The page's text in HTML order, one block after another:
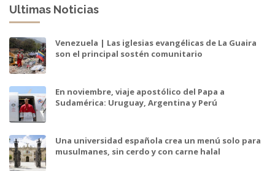
Ultimas Noticias
Venezuela | Las iglesias evangélicas de La Guaira
son el principal sostén comunitario
En noviembre, viaje apostólico del Papa a
Sudamérica: Uruguay, Argentina y Perú
Una universidad española crea un menú solo para
musulmanes, sin cerdo y con carne halal